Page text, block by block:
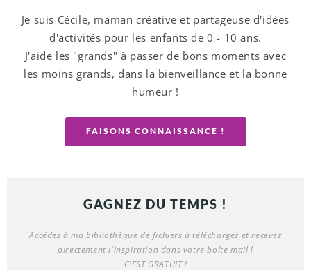
Je suis Cécile, maman créative et partageuse d'idées
d'activités pour les enfants de 0 - 10 ans.
J'aide les "grands" à passer de bons moments avec
les moins grands, dans la bienveillance et la bonne
humeur !
FAISONS CONNAISSANCE !
GAGNEZ DU TEMPS !
Accédez à ma bibliothèque de fichiers à téléchargez et recevez
directement l'inspiration dans votre boîte mail !
C'EST GRATUIT !